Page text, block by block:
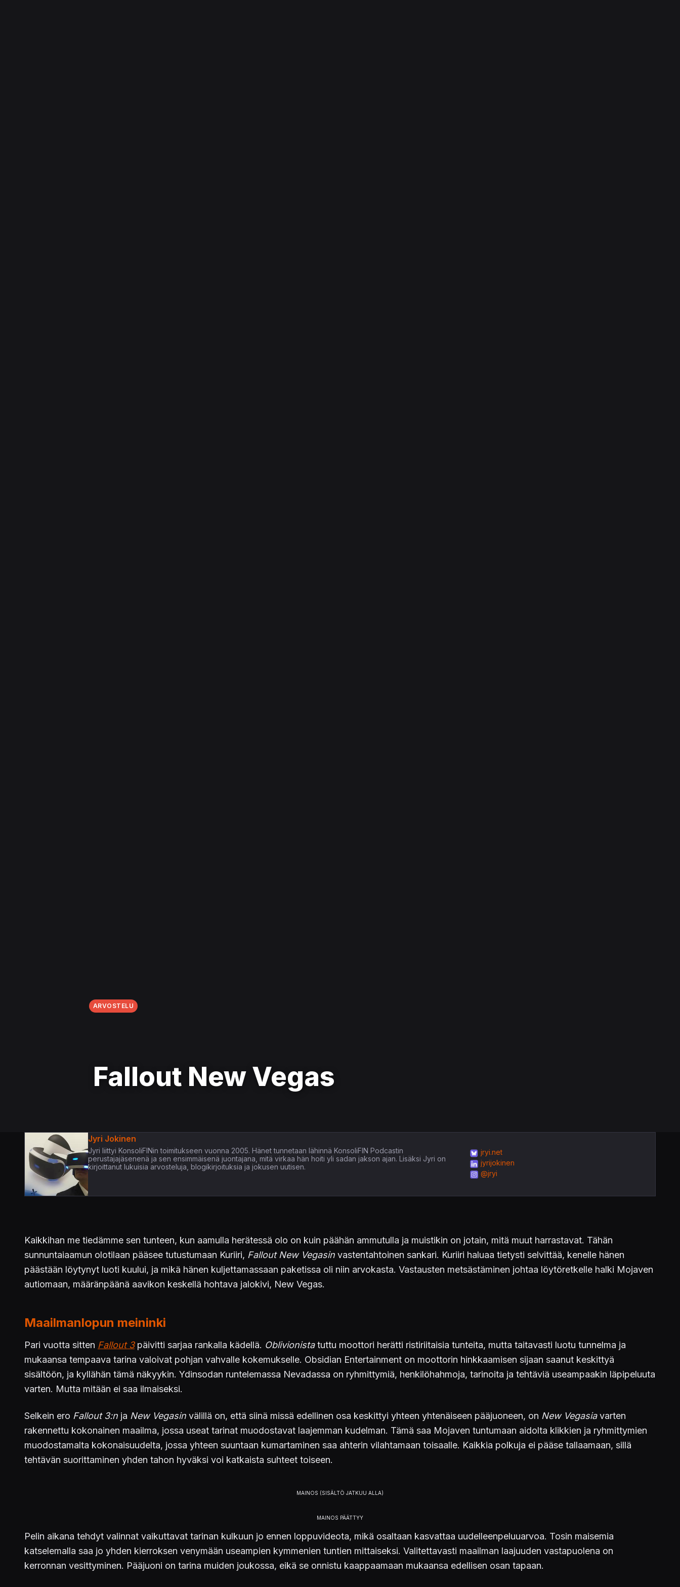
ARVOSTELU
Fallout New Vegas
Jyri Jokinen
Jyri liittyi KonsoliFINin toimitukseen vuonna 2005. Hänet tunnetaan lähinnä KonsoliFIN Podcastin
perustajajäsenenä ja sen ensimmäisenä juontajana, mitä virkaa hän hoiti yli sadan jakson ajan. Lisäksi Jyri on
kirjoittanut lukuisia arvosteluja, blogikirjoituksia ja jokusen uutisen.
jryi.net
jyrijokinen
@jryi
Kaikkihan me tiedämme sen tunteen, kun aamulla herätessä olo on kuin päähän ammutulla ja muistikin on jotain, mitä muut harrastavat. Tähän
sunnuntaiaamun olotilaan pääsee tutustumaan Kuriiri, Fallout New Vegasin vastentahtoinen sankari. Kuriiri haluaa tietysti selvittää, kenelle hänen
päästään löytynyt luoti kuului, ja mikä hänen kuljettamassaan paketissa oli niin arvokasta. Vastausten metsästäminen johtaa löytöretkelle halki Mojaven
autiomaan, määränpäänä aavikon keskellä hohtava jalokivi, New Vegas.
Maailmanlopun meininki
Pari vuotta sitten Fallout 3päivitti sarjaa rankalla kädellä. Oblivionistatuttu moottori herätti ristiriitaisia tunteita, mutta taitavasti luotu tunnelma ja
mukaansa tempaava tarina valoivat pohjan vahvalle kokemukselle. Obsidian Entertainment on moottorin hinkkaamisen sijaan saanut keskittyä
sisältöön, ja kyllähän tämä näkyykin. Ydinsodan runtelemassa Nevadassa on ryhmittymiä, henkilöhahmoja, tarinoita ja tehtäviä useampaakin läpipeluuta
varten. Mutta mitään ei saa ilmaiseksi.
Selkein ero Fallout 3:n ja New Vegasin välillä on, että siinä missä edellinen osa keskittyi yhteen yhtenäiseen pääjuoneen, on New Vegasiavarten
rakennettu kokonainen maailma, jossa useat tarinat muodostavat laajemman kudelman. Tämä saa Mojaven tuntumaan aidolta klikkien ja ryhmittymien
muodostamalta kokonaisuudelta, jossa yhteen suuntaan kumartaminen saa ahterin vilahtamaan toisaalle. Kaikkia polkuja ei pääse tallaamaan, sillä
tehtävän suorittaminen yhden tahon hyväksi voi katkaista suhteet toiseen.
Pelin aikana tehdyt valinnat vaikuttavat tarinan kulkuun jo ennen loppuvideota, mikä osaltaan kasvattaa uudelleenpeluuarvoa. Tosin maisemia
katselemalla saa jo yhden kierroksen venymään useampien kymmenien tuntien mittaiseksi. Valitettavasti maailman laajuuden vastapuolena on
kerronnan vesittyminen. Pääjuoni on tarina muiden joukossa, eikä se onnistu kaappaamaan mukaansa edellisen osan tapaan.